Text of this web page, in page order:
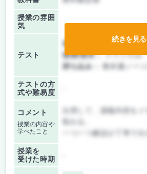
授業の雰囲
気
テスト
前期/中間：
テスト・レ
後期/期末：テストのみ
持ち込み：
教科書ノー
テストの方
式や難易度
コメント
授業の内容や
学べたこと
出席して、講義内容を
一つ一つ解説が丁寧で分
授業を
受けた時期
続きを見る